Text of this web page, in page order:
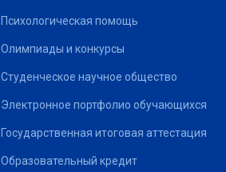
Психологическая помощь
Олимпиады и конкурсы
Студенческое научное общество
Электронное портфолио обучающихся
Государственная итоговая аттестация
Образовательный кредит